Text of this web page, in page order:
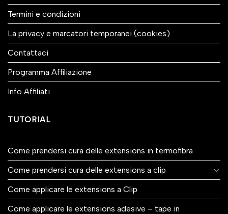
Termini e condizioni
La privacy e marcatori temporanei (cookies)
Contattaci
Programma Affiliazione
Info Affiliati
TUTORIAL
Come prendersi cura delle extensions in termofibra
Come prendersi cura delle extensions a clip
Come applicare le extensions a Clip
Come applicare le extensions adesive – tape in